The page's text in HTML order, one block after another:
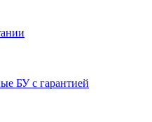
БУ с гарантией